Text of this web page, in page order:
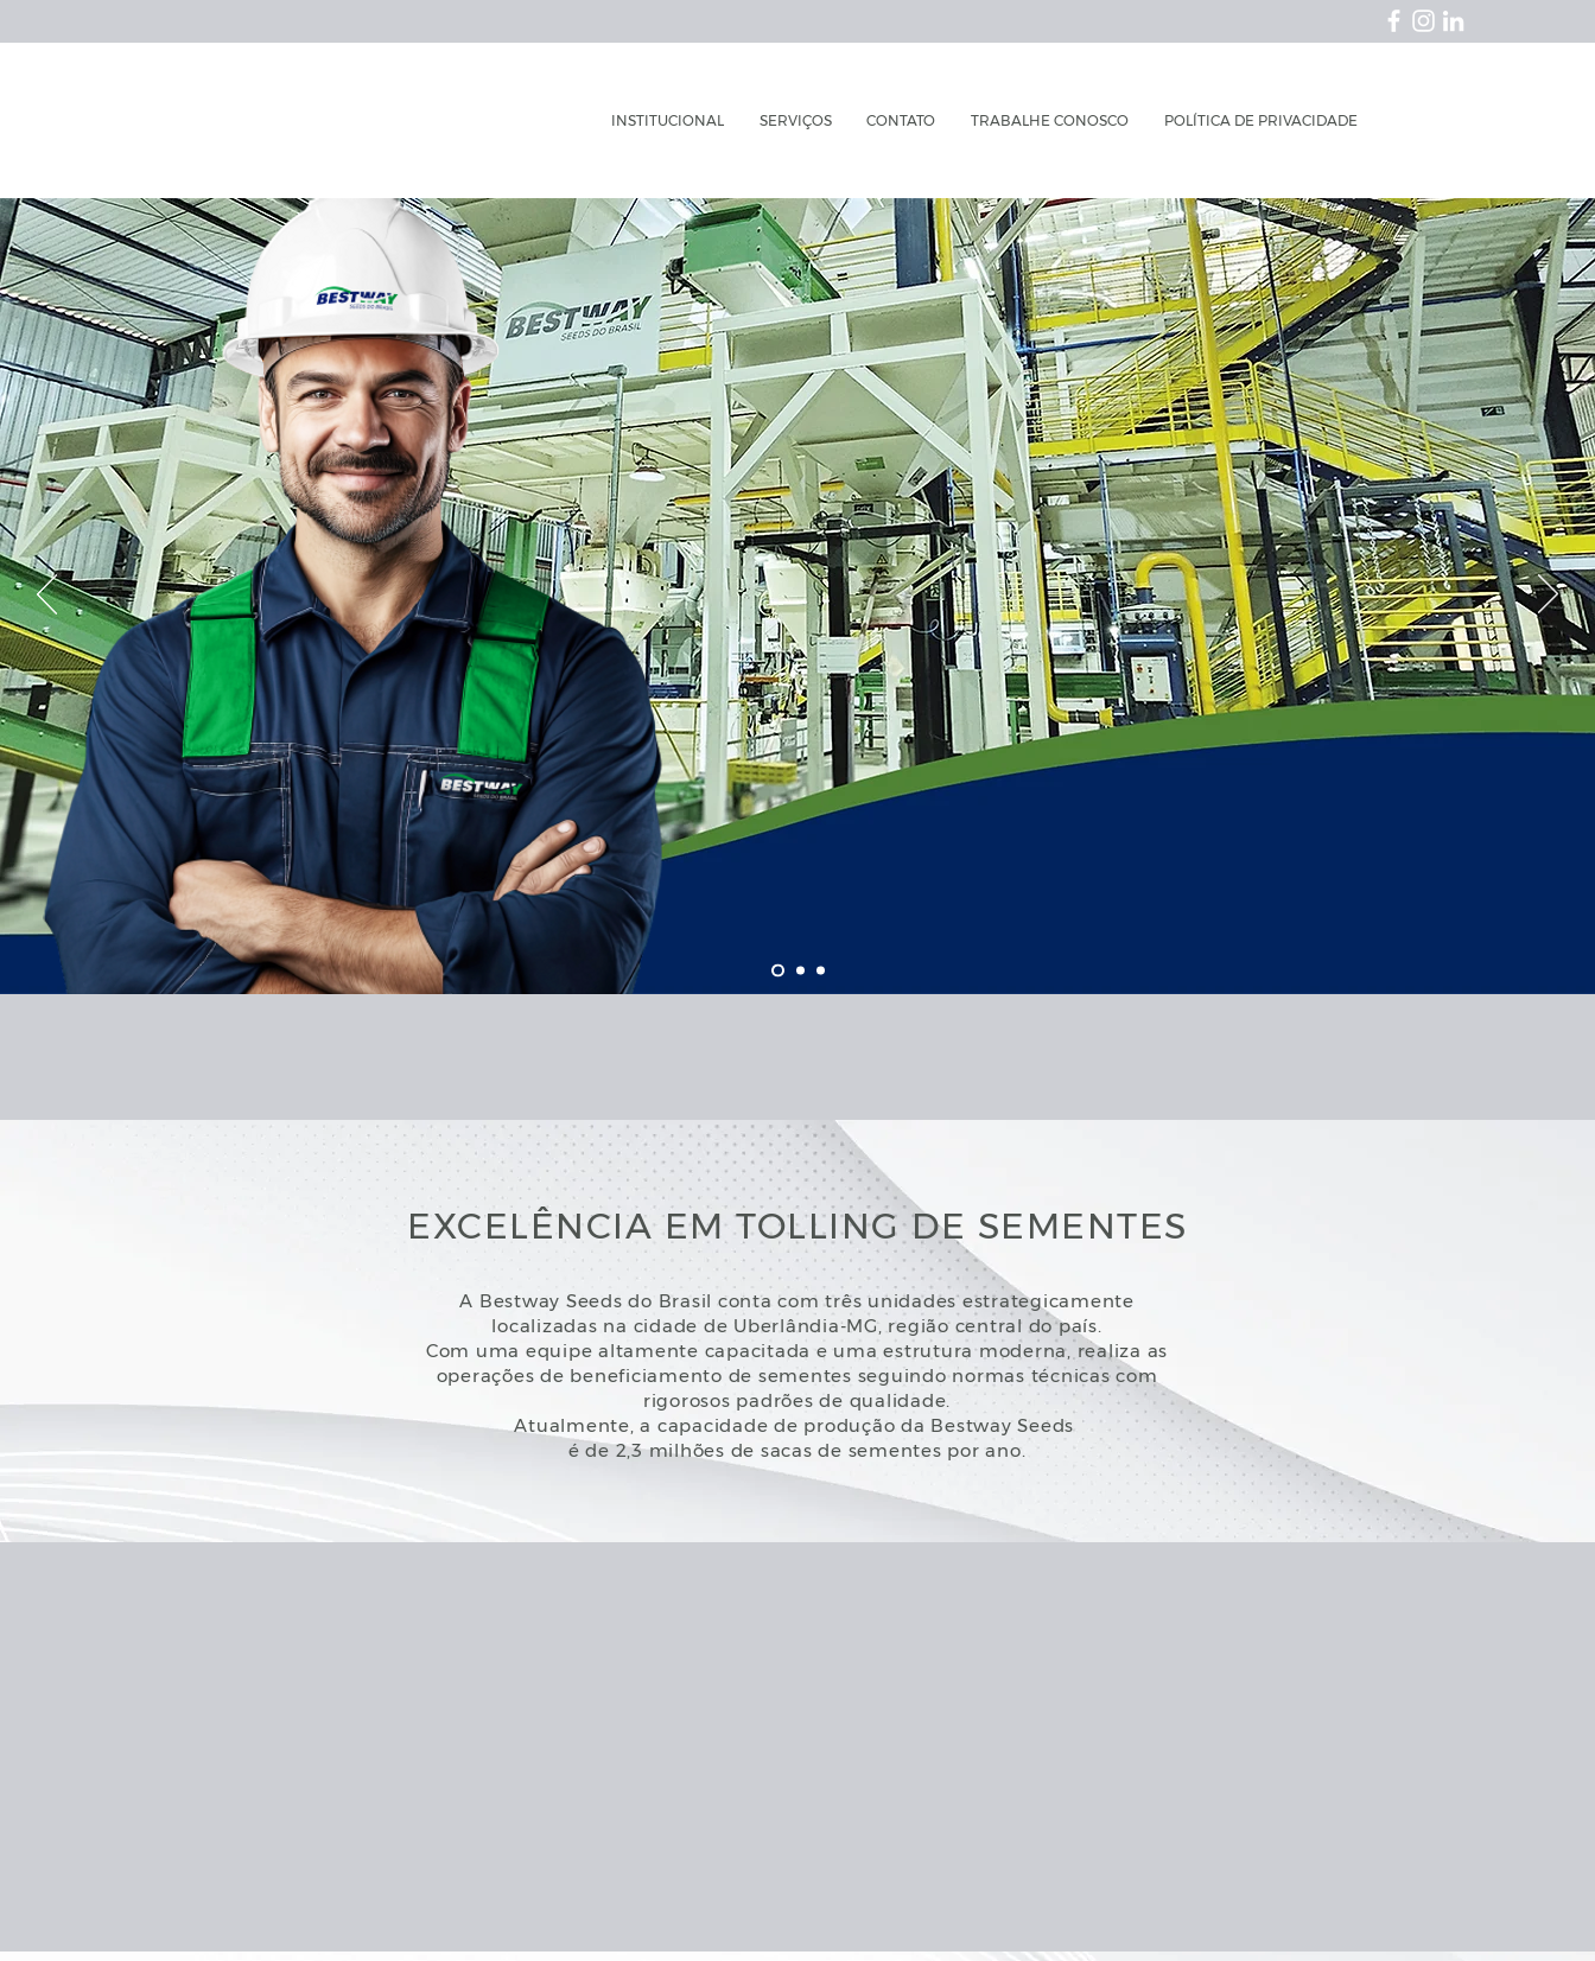
INSTITUCIONAL SERVIÇOS CONTATO TRABALHE CONOSCO POLÍTICA DE PRIVACIDADE
EXCELÊNCIA EM TOLLING DE SEMENTES
A Bestway Seeds do Brasil conta com três unidades estrategicamente
localizadas na cidade de Uberlândia-MG, região central do país.
Com uma equipe altamente capacitada e uma estrutura moderna, realiza as
operações de beneficiamento de sementes seguindo normas técnicas com
rigorosos padrões de qualidade.
Atualmente, a capacidade de produção da Bestway Seeds
é de 2,3 milhões de sacas de sementes por ano.